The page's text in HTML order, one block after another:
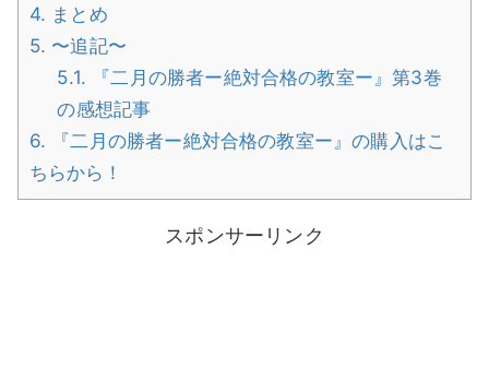
4. まとめ
5. 〜追記〜
5.1. 『二月の勝者ー絶対合格の教室ー』第3巻
の感想記事
6. 『二月の勝者ー絶対合格の教室ー』の購入はこ
ちらから！
スポンサーリンク